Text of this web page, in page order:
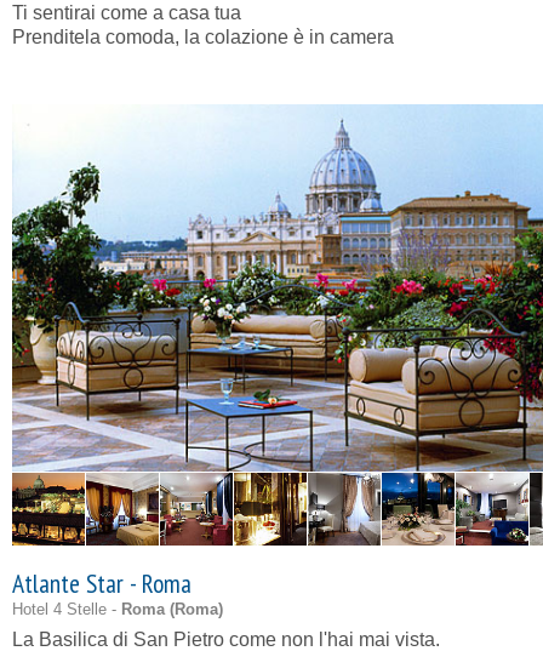
Ti sentirai come a casa tua
Prenditela comoda, la colazione è in camera
Atlante Star - Roma
Hotel 4 Stelle - Roma (Roma)
La Basilica di San Pietro come non l'hai mai vista.